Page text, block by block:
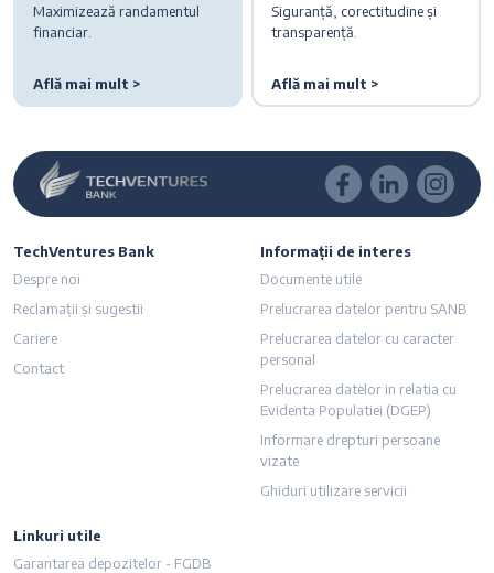
Maximizează randamentul
financiar.
Află mai mult >
Siguranță, corectitudine și
transparență.
Află mai mult >
TechVentures Bank
Despre noi
Reclamații și sugestii
Cariere
Contact
Informații de interes
Documente utile
Prelucrarea datelor pentru SANB
Prelucrarea datelor cu caracter
personal
Prelucrarea datelor in relatia cu
Evidenta Populatiei (DGEP)
Informare drepturi persoane
vizate
Ghiduri utilizare servicii
Linkuri utile
Garantarea depozitelor - FGDB
textului